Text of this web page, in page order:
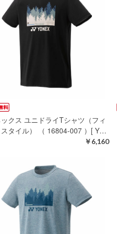
クス ユニドライTシャツ（フィ
タイル） （ 16804-007 ）[ Y…
￥6,160